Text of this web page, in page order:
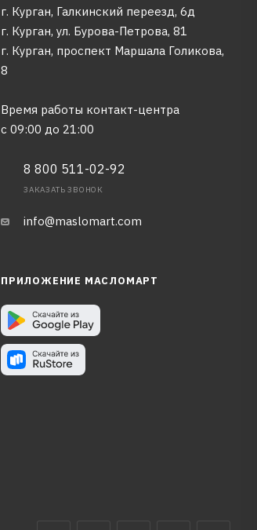
г. Курган, Галкинский переезд, 6д
г. Курган, ул. Бурова-Петрова, 81
г. Курган, проспект Маршала Голикова,
8
Время работы контакт-центра
с 09:00 до 21:00
8 800 511-02-92
ЗАКАЗАТЬ ЗВОНОК
info@maslomart.com
ПРИЛОЖЕНИЕ МАСЛОМАРТ